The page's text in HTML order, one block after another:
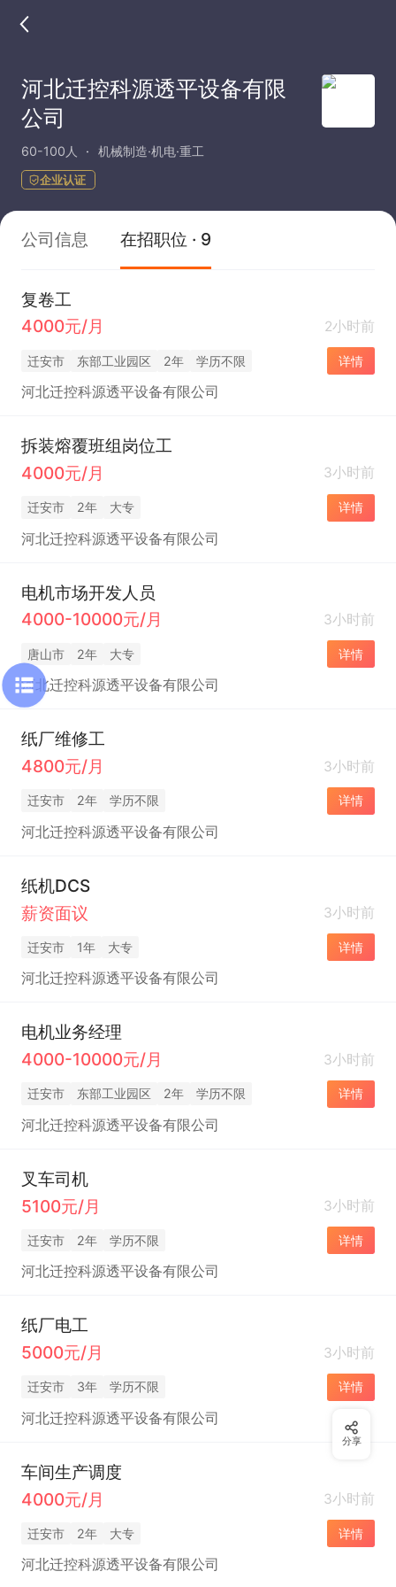
河北迁控科源透平设备有限
公司
60-100人 机械制造·机电·重工
企业认证
公司信息 在招职位 · 9
复卷工
4000元/月
2小时前
迁安市 东部工业园区 2年 学历不限 详情
河北迁控科源透平设备有限公司
拆装熔覆班组岗位工
4000元/月
3小时前
迁安市 2年 大专 详情
河北迁控科源透平设备有限公司
电机市场开发人员
4000-10000元/月
3小时前
唐山市 2年 大专 详情
河北迁控科源透平设备有限公司
纸厂维修工
4800元/月
3小时前
迁安市 2年 学历不限 详情
河北迁控科源透平设备有限公司
纸机DCS
薪资面议
3小时前
迁安市 1年 大专 详情
河北迁控科源透平设备有限公司
电机业务经理
4000-10000元/月
3小时前
迁安市 东部工业园区 2年 学历不限 详情
河北迁控科源透平设备有限公司
叉车司机
5100元/月
3小时前
迁安市 2年 学历不限 详情
河北迁控科源透平设备有限公司
纸厂电工
5000元/月
3小时前
迁安市 3年 学历不限 详情
河北迁控科源透平设备有限公司
车间生产调度
4000元/月
3小时前
迁安市 2年 大专 详情
河北迁控科源透平设备有限公司
分享